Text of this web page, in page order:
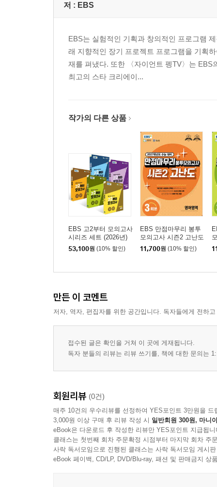
저 : EBS
EBS는 실험적인 기획과 창의적인 프로그램
래 지향적인 장기 프로젝트 프로그램을 기획
재를 펴냈다. 또한 〈자이언트 펭TV〉는
최고의 스타 크리에이...
작가의 다른 상품
EBS 고2부터 모의고사
시리즈 세트 (2026년)
53,100원 (10% 할인)
EBS 만점마무리 봉투
모의고사 시즌2 고난도
영어영역 3회분 (2026
년)
11,700원 (10% 할인)
만든 이 코멘트
저자, 역자, 편집자를 위한 공간입니다. 독자들에게 전하
접수된 글은 확인을 거쳐 이 곳에 게재됩니다.
독자 분들의 리뷰는 리뷰 쓰기를, 책에 대한 문의는
회원리뷰 (0건)
매주 10건의 우수리뷰를 선정하여 YES포인트 3만원을 드
3,000원 이상 구매 후 리뷰 작성 시 일반회원 300원, 마니
eBook은 다운로드 후 작성한 리뷰만 YES포인트 지급됩니
클래스는 첫번째 회차 주문확정 시점부터 마지막 회차 주
사락 독서모임으로 진행된 클래스는 사락 독서모임 게시
eBook 페이백, CD/LP, DVD/Blu-ray, 패션 및 판매금지 상